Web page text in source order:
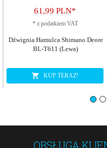
61,99 PLN*
* z podatkiem VAT
Dźwignia Hamulca Shimano Deore
BL-T611 (Lewa)
KUP TERAZ!
OBSŁUGA